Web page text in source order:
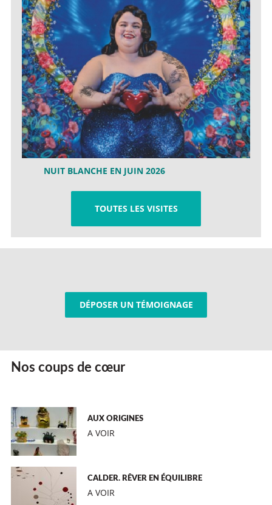
NUIT BLANCHE EN JUIN 2026
TOUTES LES VISITES
DÉPOSER UN TÉMOIGNAGE
Nos coups de cœur
AUX ORIGINES
A VOIR
CALDER. RÊVER EN ÉQUILIBRE
A VOIR